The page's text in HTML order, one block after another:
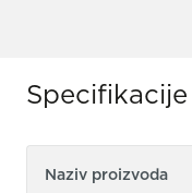
Specifikacije
Naziv proizvoda